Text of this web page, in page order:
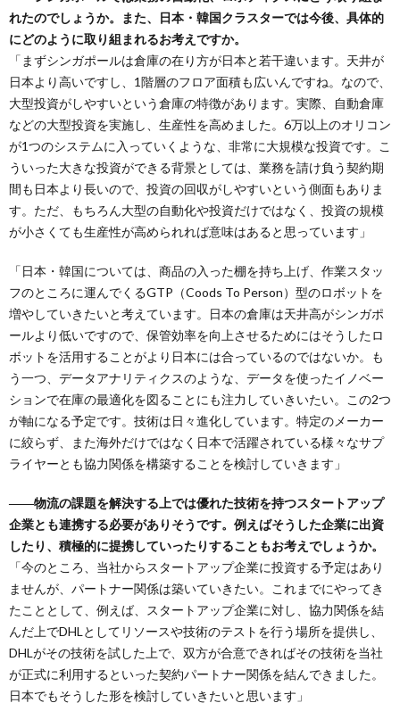
れたのでしょうか。また、日本・韓国クラスターでは今後、具体的
にどのように取り組まれるお考えですか。
「まずシンガポールは倉庫の在り方が日本と若干違います。天井が
日本より高いですし、1階層のフロア面積も広いんですね。なので、
大型投資がしやすいという倉庫の特徴があります。実際、自動倉庫
などの大型投資を実施し、生産性を高めました。6万以上のオリコン
が1つのシステムに入っていくような、非常に大規模な投資です。こ
ういった大きな投資ができる背景としては、業務を請け負う契約期
間も日本より長いので、投資の回収がしやすいという側面もありま
す。ただ、もちろん大型の自動化や投資だけではなく、投資の規模
が小さくても生産性が高められれば意味はあると思っています」
「日本・韓国については、商品の入った棚を持ち上げ、作業スタッ
フのところに運んでくるGTP（Coods To Person）型のロボットを
増やしていきたいと考えています。日本の倉庫は天井高がシンガポ
ールより低いですので、保管効率を向上させるためにはそうしたロ
ボットを活用することがより日本には合っているのではないか。も
う一つ、データアナリティクスのような、データを使ったイノベー
ションで在庫の最適化を図ることにも注力していきいたい。この2つ
が軸になる予定です。技術は日々進化しています。特定のメーカー
に絞らず、また海外だけではなく日本で活躍されている様々なサプ
ライヤーとも協力関係を構築することを検討していきます」
――物流の課題を解決する上では優れた技術を持つスタートアップ
企業とも連携する必要がありそうです。例えばそうした企業に出資
したり、積極的に提携していったりすることもお考えでしょうか。
「今のところ、当社からスタートアップ企業に投資する予定はあり
ませんが、パートナー関係は築いていきたい。これまでにやってき
たこととして、例えば、スタートアップ企業に対し、協力関係を結
んだ上でDHLとしてリソースや技術のテストを行う場所を提供し、
DHLがその技術を試した上で、双方が合意できればその技術を当社
が正式に利用するといった契約パートナー関係を結んできました。
日本でもそうした形を検討していきたいと思います」